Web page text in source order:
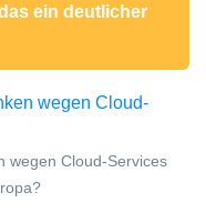
ein deutlicher
wegen Cloud-Services